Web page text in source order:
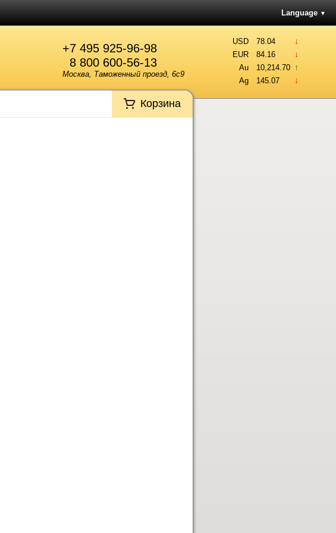
Language ▼
+7 495 925-96-98
8 800 600-56-13
Москва, Таможенный проезд, 6с9
USD 78.04 ↓
EUR 84.16 ↓
Au 10,214.70 ↑
Ag 145.07 ↓
Корзина